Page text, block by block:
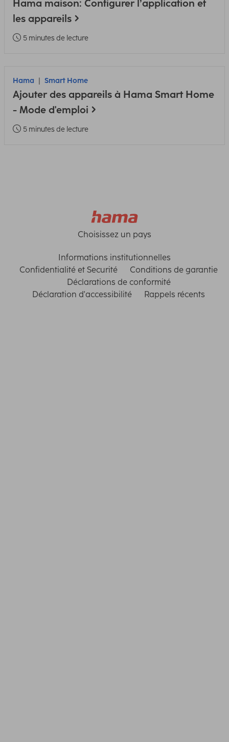
Hama maison: Configurer l’application et
les appareils
5 minutes de lecture
Hama Smart Home
Ajouter des appareils à Hama Smart Home
- Mode d'emploi
5 minutes de lecture
Choisissez un pays
Informations institutionnelles
Confidentialité et Securité
Conditions de garantie
Déclarations de conformité
Déclaration d'accessibilité
Rappels récents